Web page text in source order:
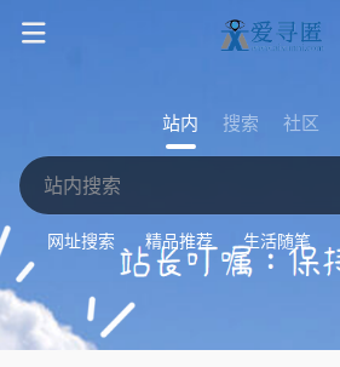
站内 搜索 社区
网址搜索 精品推荐 生活随笔